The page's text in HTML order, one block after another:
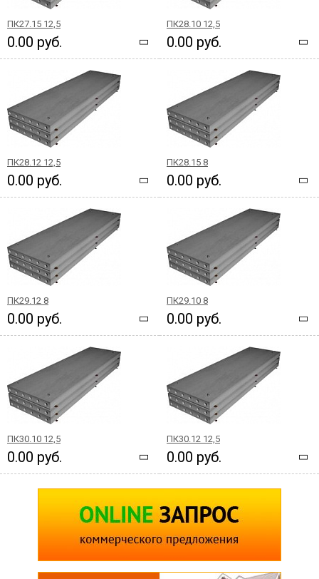
ПК27.15 12,5
0.00 руб.
ПК28.10 12,5
0.00 руб.
ПК28.12 12,5
0.00 руб.
ПК28.15 8
0.00 руб.
ПК29.12 8
0.00 руб.
ПК29.10 8
0.00 руб.
ПК30.10 12,5
0.00 руб.
ПК30.12 12,5
0.00 руб.